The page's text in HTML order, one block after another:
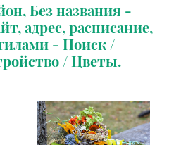
Без названия -
адрес, расписание,
- Поиск /
/ Цветы.